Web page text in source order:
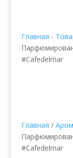
Главная -
#Cafedelmar
Главная /
#Cafedelmar